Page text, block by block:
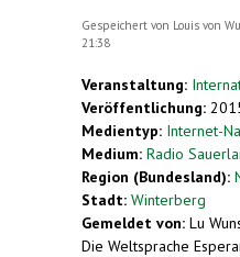
Gespeichert von Louis von
21:38
Veranstaltung:
Veröffentlichung:
Medientyp: Internet-
Medium: Radio
Region (Bundesland):
Stadt: Winterberg
Gemeldet von: Lu
Die Weltsprache